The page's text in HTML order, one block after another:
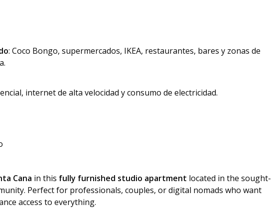
: Coco Bongo, supermercados, IKEA, restaurantes, bares y zonas de
internet de alta velocidad y consumo de electricidad.
Cana in this fully furnished studio apartment located in the sought-
Perfect for professionals, couples, or digital nomads who want
access to everything.